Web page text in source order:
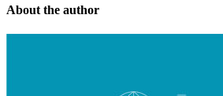
About the author